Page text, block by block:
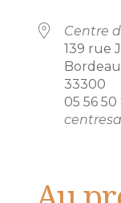
Centre
139 rue
33300
05 56 50